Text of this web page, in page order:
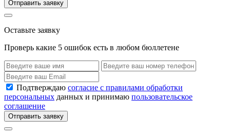
Отправить заявку
Оставьте заявку
Проверь какие 5 ошибок есть в любом бюллетене
Подтверждаю согласие с правилами обработки
персональных данных и принимаю пользовательское
соглашение
Отправить заявку